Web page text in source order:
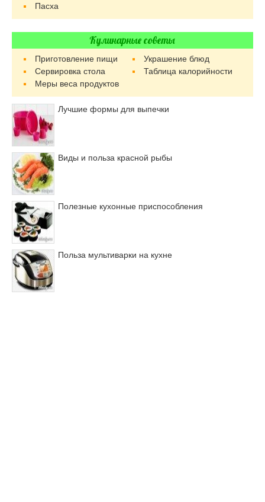
Пасха
Кулинарные советы
Приготовление пищи
Украшение блюд
Сервировка стола
Таблица калорийности
Меры веса продуктов
Лучшие формы для выпечки
Виды и польза красной рыбы
Полезные кухонные приспособления
Польза мультиварки на кухне